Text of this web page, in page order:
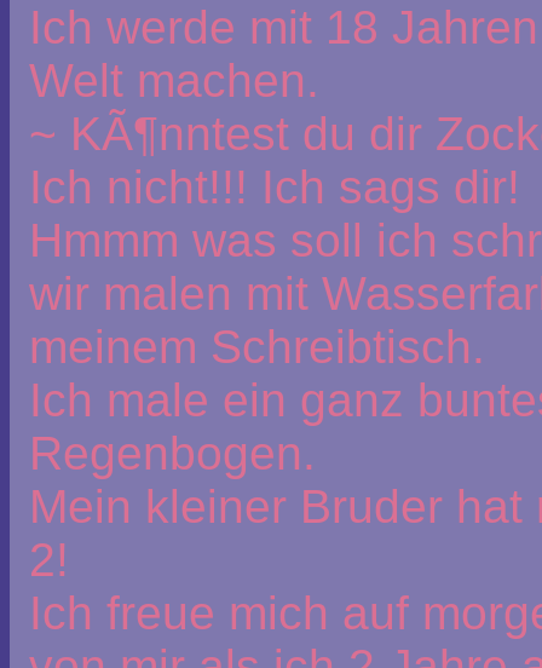
Ich werde mit 18
Welt machen.
~ KÃ¶nntest du dir
Ich nicht!!! Ich sags dir!
Hmmm was soll ich
wir malen mit
meinem Schreibtisch.
Ich male ein ganz
Regenbogen.
Mein kleiner Bruder
2!
Ich freue mich auf